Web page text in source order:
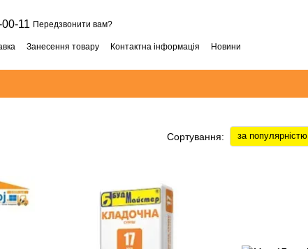
11 Передзвонити вам?
Занесення товару Контактна інформація Новини
Сортування: за популярністю